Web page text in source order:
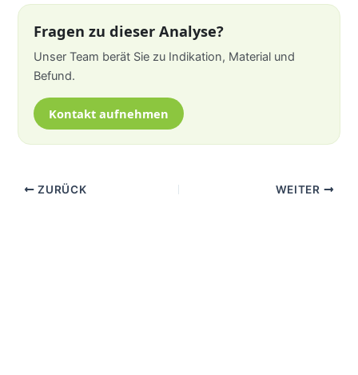
Fragen zu dieser Analyse?
Unser Team berät Sie zu Indikation, Material und
Befund.
Kontakt aufnehmen
ZURÜCK WEITER